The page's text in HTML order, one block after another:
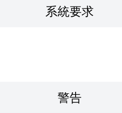
系統要求
警告